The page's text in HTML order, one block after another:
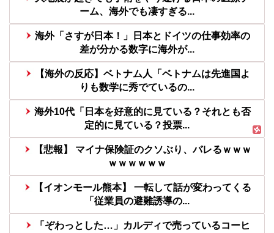
ーム、海外でも凄すぎる...
海外「さすが日本！」日本とドイツの仕事効率の
差が分かる数字に海外が...
【海外の反応】ベトナム人「ベトナムは先進国よ
りも数学に秀でているの...
海外10代「日本を好意的に見ている？それとも否
定的に見ている？投票...
【悲報】 マイナ保険証のクソぶり、バレるｗｗｗ
ｗｗｗｗｗｗ
【イオンモール熊本】 一転して話が変わってくる
「従業員の避難誘導の...
「ぞわっとした…」カルディで売っているコーヒ